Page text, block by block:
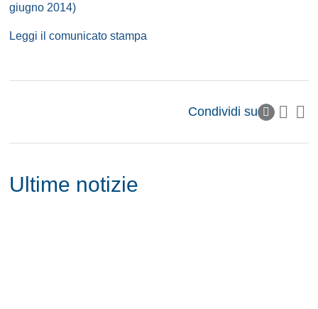
giugno 2014)
Leggi il comunicato stampa
Condividi su
Ultime notizie